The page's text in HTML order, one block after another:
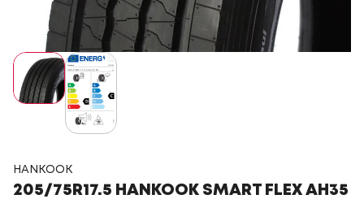
HANKOOK
205/75R17.5 HANKOOK SMART FLEX AH35